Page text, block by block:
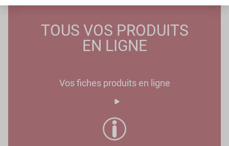
TOUS VOS PRODUITS
EN LIGNE
Vos fiches produits en ligne